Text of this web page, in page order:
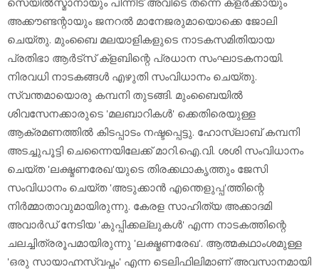
അക്കൗണ്ടന്റായും ജനറല്‍ മാനേജരുമായൊക്കെ ജോലി
ചെയ്തു. മുംബൈ മലയാളികളുടെ നാടകസമിതിയായ
പ്രതിഭാ ആര്‍ട്‌സ് ക്‌ളബിന്റെ പ്രധാന സംഘാടകനായി.
നിരവധി നാടകങ്ങള്‍ എഴുതി സംവിധാനം ചെയ്തു.
സ്വന്തമായൊരു കമ്പനി തുടങ്ങി. മുംബൈയില്‍
ശിവസേനക്കാരുടെ 'മലബാറികള്‍' ക്കെതിരെയുള്ള
ആക്രമണത്തില്‍ കിടപ്പാടം നഷ്ടപ്പെട്ടു. ഹോസ്ലാബ് കമ്പനി
അടച്ചുപൂട്ടി ചെന്നൈയിലേക്ക് മാറി.ഐ.വി. ശശി സംവിധാനം
ചെയ്ത 'ലക്ഷ്മണരേഖ'യുടെ തിരക്കഥാകൃത്തും ജേസി
സംവിധാനം ചെയ്ത 'അടുക്കാന്‍ എന്തെളുപ്പ'ത്തിന്റെ
നിര്‍മ്മാതാവുമായിരുന്നു. കേരള സാഹിത്യ അക്കാദമി
അവാര്‍ഡ് നേടിയ 'കുപ്പിക്കല്ലുകള്‍' എന്ന നാടകത്തിന്റെ
ചലച്ചിത്രരൂപമായിരുന്നു 'ലക്ഷ്മണരേഖ'. ആത്മകഥാംശമുള്ള
'ഒരു സായാഹ്നസ്വപ്നം' എന്ന ടെലിഫിലിമാണ് അവസാനമായി